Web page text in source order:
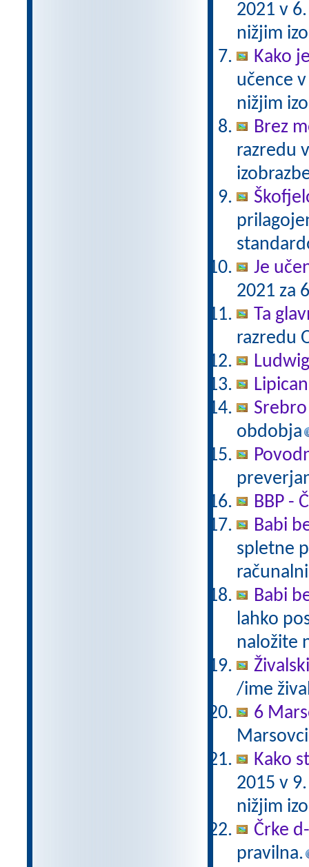
2021 v
nižjim
Kako
učence
nižjim
Brez
razredu
Je
2021 za
Ta
razredu
obdobja
BBP -
Babi
spletne
Babi
lahko
naložite
/ime
6
Kako
2015 v
nižjim
Črke
pravilna.